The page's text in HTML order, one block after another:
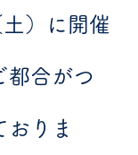
）に開催
都合がつ
りま